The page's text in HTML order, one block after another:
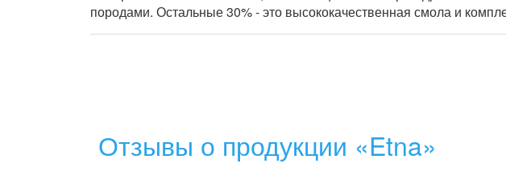
породами. Остальные 30% - это высококачественная смола и
Отзывы о продукции «Etna»